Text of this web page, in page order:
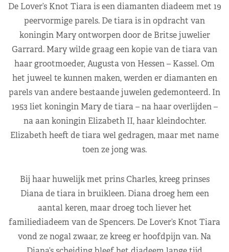
De Lover’s Knot Tiara is een diamanten diadeem met 19
peervormige parels. De tiara is in opdracht van
koningin Mary ontworpen door de Britse juwelier
Garrard. Mary wilde graag een kopie van de tiara van
haar grootmoeder, Augusta von Hessen – Kassel. Om
het juweel te kunnen maken, werden er diamanten en
parels van andere bestaande juwelen gedemonteerd. In
1953 liet koningin Mary de tiara – na haar overlijden –
na aan koningin Elizabeth II, haar kleindochter.
Elizabeth heeft de tiara wel gedragen, maar met name
toen ze jong was.
Bij haar huwelijk met prins Charles, kreeg prinses
Diana de tiara in bruikleen. Diana droeg hem een
aantal keren, maar droeg toch liever het
familiediadeem van de Spencers. De Lover’s Knot Tiara
vond ze nogal zwaar, ze kreeg er hoofdpijn van. Na